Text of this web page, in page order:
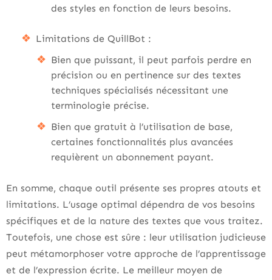
des styles en fonction de leurs besoins.
Limitations de QuillBot :
Bien que puissant, il peut parfois perdre en
précision ou en pertinence sur des textes
techniques spécialisés nécessitant une
terminologie précise.
Bien que gratuit à l’utilisation de base,
certaines fonctionnalités plus avancées
requièrent un abonnement payant.
En somme, chaque outil présente ses propres atouts et
limitations. L’usage optimal dépendra de vos besoins
spécifiques et de la nature des textes que vous traitez.
Toutefois, une chose est sûre : leur utilisation judicieuse
peut métamorphoser votre approche de l’apprentissage
et de l’expression écrite. Le meilleur moyen de